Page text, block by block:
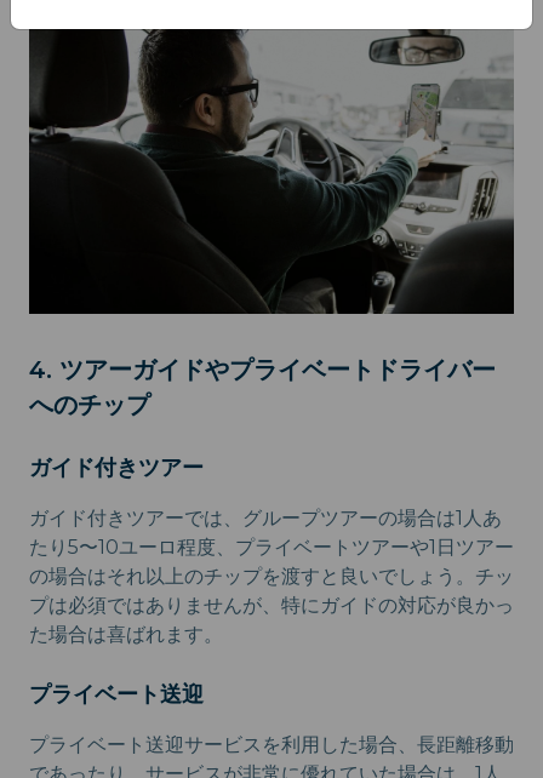
4. ツアーガイドやプライベートドライバー
へのチップ
ガイド付きツアー
ガイド付きツアーでは、グループツアーの場合は1人あ
たり5〜10ユーロ程度、プライベートツアーや1日ツアー
の場合はそれ以上のチップを渡すと良いでしょう。チッ
プは必須ではありませんが、特にガイドの対応が良かっ
た場合は喜ばれます。
プライベート送迎
プライベート送迎サービスを利用した場合、長距離移動